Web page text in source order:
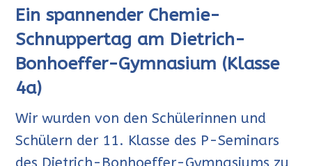
Ein spannender Chemie-
Schnuppertag am Dietrich-
Bonhoeffer-Gymnasium (Klasse
4a)
Wir wurden von den Schülerinnen und
Schülern der 11. Klasse des P-Seminars